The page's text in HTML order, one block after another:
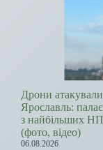
Дрони атакували
Ярославль:
з найбільших
(фото, відео)
06.08.2026